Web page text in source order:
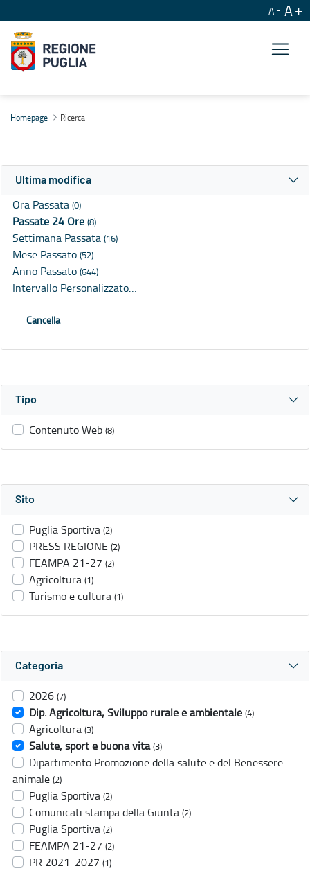
A A
Homepage Ricerca
Ultima modifica
Ora Passata (0)
Passate 24 Ore (8)
Settimana Passata (16)
Mese Passato (52)
Anno Passato (644)
Intervallo Personalizzato…
Cancella
Tipo
Contenuto Web (8)
Sito
Puglia Sportiva (2)
PRESS REGIONE (2)
FEAMPA 21-27 (2)
Agricoltura (1)
Turismo e cultura (1)
Categoria
2026 (7)
Dip. Agricoltura, Sviluppo rurale e ambientale (4)
Agricoltura (3)
Salute, sport e buona vita (3)
Dipartimento Promozione della salute e del Benessere
animale (2)
Puglia Sportiva (2)
Comunicati stampa della Giunta (2)
Puglia Sportiva (2)
FEAMPA 21-27 (2)
PR 2021-2027 (1)